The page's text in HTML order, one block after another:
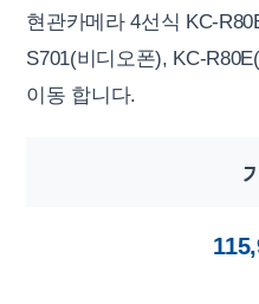
현관카메라 4선식 KC-
S701(비디오폰), KC-
이동 합니다.